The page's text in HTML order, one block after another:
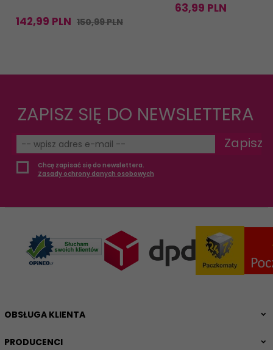
142,99 PLN 150,99 PLN
63,99 PLN
ZAPISZ SIĘ DO NEWSLETTERA
Zapisz
Chcę zapisać się do newslettera.
Zasady ochrony danych osobowych
OBSŁUGA KLIENTA
PRODUCENCI